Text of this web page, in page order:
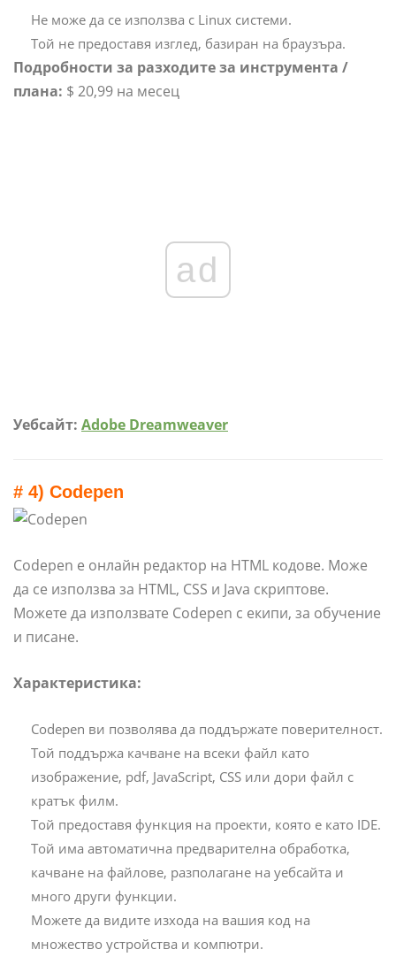
Не може да се използва с Linux системи.
Той не предоставя изглед, базиран на браузъра.
Подробности за разходите за инструмента /
плана: $ 20,99 на месец
ad
Уебсайт: Adobe Dreamweaver
# 4) Codepen
Codepen е онлайн редактор на HTML кодове. Може
да се използва за HTML, CSS и Java скриптове.
Можете да използвате Codepen с екипи, за обучение
и писане.
Характеристика:
Codepen ви позволява да поддържате поверителност.
Той поддържа качване на всеки файл като
изображение, pdf, JavaScript, CSS или дори файл с
кратък филм.
Той предоставя функция на проекти, която е като IDE.
Той има автоматична предварителна обработка,
качване на файлове, разполагане на уебсайта и
много други функции.
Можете да видите изхода на вашия код на
множество устройства и компютри.